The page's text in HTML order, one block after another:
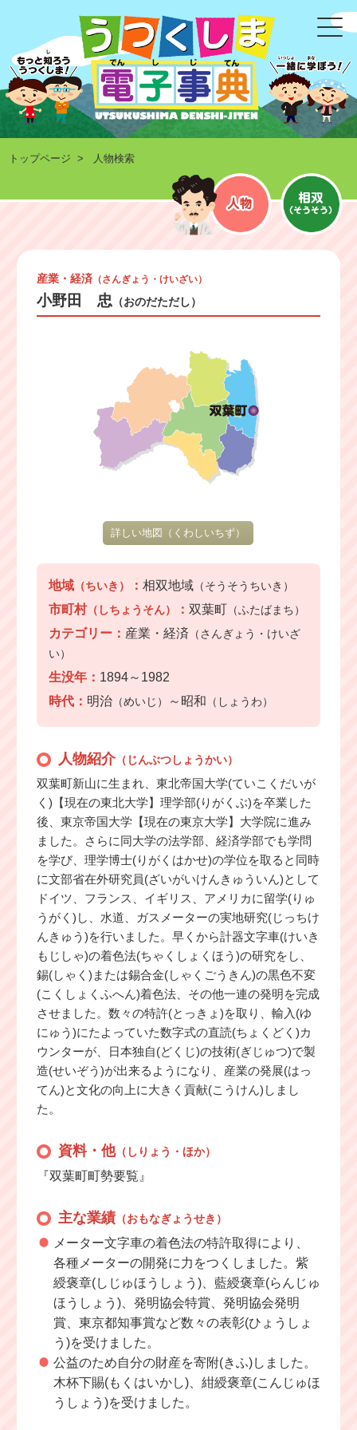
トップページ > 人物検索
産業・経済（さんぎょう・けいざい）
小野田 忠 （おのだただし）
詳しい地図 （くわしいちず）
地域（ちいき） ： 相双地域（そうそうちいき）
市町村（しちょうそん） ： 双葉町 （ふたばまち）
カテゴリー： 産業・経済 （さんぎょう・けいざ
い）
生没年： 1894～1982
時代： 明治（めいじ） ～昭和 （しょうわ）
人物紹介（じんぶつしょうかい）
双葉町新山に生まれ、東北帝国大学(ていこくだいが
く)【現在の東北大学】理学部(りがくぶ)を卒業した
後、東京帝国大学【現在の東京大学】大学院に進み
ました。さらに同大学の法学部、経済学部でも学問
を学び、理学博士(りがくはかせ)の学位を取ると同時
に文部省在外研究員(ざいがいけんきゅういん)として
ドイツ、フランス、イギリス、アメリカに留学(りゅ
うがく)し、水道、ガスメーターの実地研究(じっちけ
んきゅう)を行いました。早くから計器文字車(けいき
もじしゃ)の着色法(ちゃくしょくほう)の研究をし、
錫(しゃく)または錫合金(しゃくごうきん)の黒色不変
(こくしょくふへん)着色法、その他一連の発明を完成
させました。数々の特許(とっきょ)を取り、輸入(ゆ
にゅう)にたよっていた数字式の直読(ちょくどく)カ
ウンターが、日本独自(どくじ)の技術(ぎじゅつ)で製
造(せいぞう)が出来るようになり、産業の発展(はっ
てん)と文化の向上に大きく貢献(こうけん)しまし
た。
資料・他（しりょう・ほか）
『双葉町町勢要覧』
主な業績（おもなぎょうせき）
メーター文字車の着色法の特許取得により、
各種メーターの開発に力をつくしました。紫
綬褒章(しじゅほうしょう)、藍綬褒章(らんじゅ
ほうしょう)、発明協会特賞、発明協会発明
賞、東京都知事賞など数々の表彰(ひょうしょ
う)を受けました。
公益のため自分の財産を寄附(きふ)しました。
木杯下賜(もくはいかし)、紺綬褒章(こんじゅほ
うしょう)を受けました。